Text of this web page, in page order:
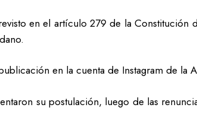
en el artículo 279 de la Constitución
en la cuenta de Instagram de la
su postulación, luego de las